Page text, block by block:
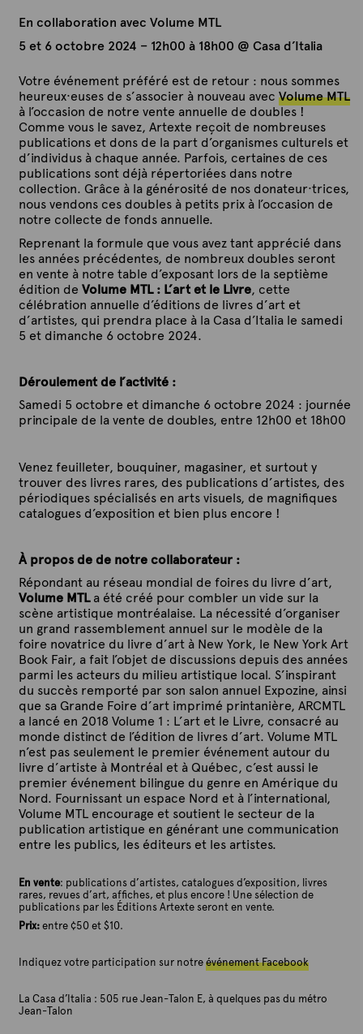
En collaboration avec Volume MTL
5 et 6 octobre 2024 – 12h00 à 18h00 @ Casa d’Italia
Votre événement préféré est de retour : nous sommes
heureux·euses de s’associer à nouveau avec Volume MTL
à l’occasion de notre vente annuelle de doubles !
Comme vous le savez, Artexte reçoit de nombreuses
publications et dons de la part d’organismes culturels et
d’individus à chaque année. Parfois, certaines de ces
publications sont déjà répertoriées dans notre
collection. Grâce à la générosité de nos donateur·trices,
nous vendons ces doubles à petits prix à l’occasion de
notre collecte de fonds annuelle.
Reprenant la formule que vous avez tant apprécié dans
les années précédentes, de nombreux doubles seront
en vente à notre table d’exposant lors de la septième
édition de Volume MTL : L’art et le Livre, cette
célébration annuelle d’éditions de livres d’art et
d’artistes, qui prendra place à la Casa d’Italia le samedi
5 et dimanche 6 octobre 2024.
Déroulement de l’activité :
Samedi 5 octobre et dimanche 6 octobre 2024 : journée
principale de la vente de doubles, entre 12h00 et 18h00
Venez feuilleter, bouquiner, magasiner, et surtout y
trouver des livres rares, des publications d’artistes, des
périodiques spécialisés en arts visuels, de magnifiques
catalogues d’exposition et bien plus encore !
À propos de de notre collaborateur :
Répondant au réseau mondial de foires du livre d’art,
Volume MTLa été créé pour combler un vide sur la
scène artistique montréalaise. La nécessité d’organiser
un grand rassemblement annuel sur le modèle de la
foire novatrice du livre d’art à New York, le New York Art
Book Fair, a fait l’objet de discussions depuis des années
parmi les acteurs du milieu artistique local. S’inspirant
du succès remporté par son salon annuel Expozine, ainsi
que sa Grande Foire d’art imprimé printanière, ARCMTL
a lancé en 2018 Volume 1 : L’art et le Livre, consacré au
monde distinct de l’édition de livres d’art. Volume MTL
n’est pas seulement le premier événement autour du
livre d’artiste à Montréal et à Québec, c’est aussi le
premier événement bilingue du genre en Amérique du
Nord. Fournissant un espace Nord et à l’international,
Volume MTLencourage et soutient le secteur de la
publication artistique en générant une communication
entre les publics, les éditeurs et les artistes.
En vente: publications d’artistes, catalogues d’exposition, livres
rares, revues d’art, affiches, et plus encore ! Une sélection de
publications par les Éditions Artexte seront en vente.
Prix:entre ¢50 et $10.
Indiquez votre participation sur notreévénement Facebook
La Casa d’Italia : 505 rue Jean-Talon E, à quelques pas du métro
Jean-Talon